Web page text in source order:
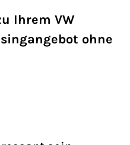
Ihrem VW
ohne